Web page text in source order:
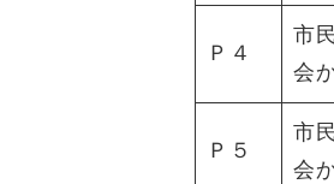
Ｐ４
市
会
Ｐ５
市
会